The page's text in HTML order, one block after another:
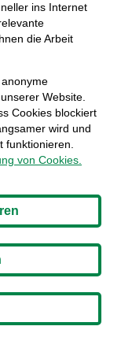
bei der
ins Internet
die Arbeit
Website.
Cookies blockiert
wird und
funktionieren.
von Cookies.